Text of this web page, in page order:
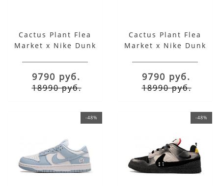
Cactus Plant Flea
Market x Nike Dunk
9790 руб.
18990 руб.
Cactus Plant Flea
Market x Nike Dunk
9790 руб.
18990 руб.
-48% -48%